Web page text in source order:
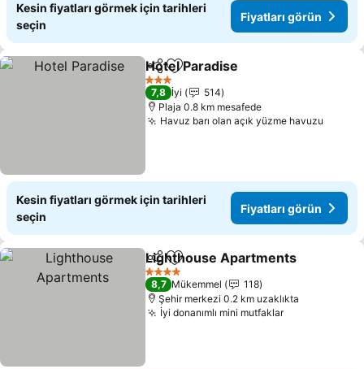
Kesin fiyatları görmek için tarihleri
seçin
Fiyatları görün
PaylaşFavorilerime ekle
Hotel Paradise
3 Yıldız
7,8 İyi
514
Plaja 0.8 km mesafede
Havuz barı olan açık yüzme havuzu
Kesin fiyatları görmek için tarihleri
seçin
Fiyatları görün
PaylaşFavorilerime ekle
Lighthouse Apartments
4 Yıldız
8,7 Mükemmel
118
Şehir merkezi 0.2 km uzaklıkta
İyi donanımlı mini mutfaklarFiyatları